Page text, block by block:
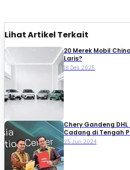
Lihat Artikel Terkait
20 Merek Mobil
Laris?
18 Des 2025
Chery Gandeng
Cadang di Tengah
25 Jun 2024